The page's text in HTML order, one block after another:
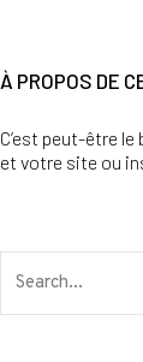
À PROPOS DE
C’est peut-être
et votre site ou